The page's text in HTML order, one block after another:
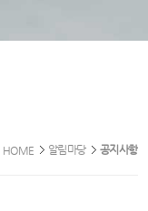
HOME 알림마당 공지사항